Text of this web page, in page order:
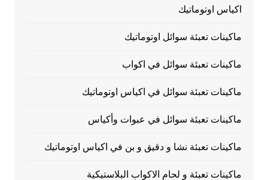
اكياس اوتوماتيك
ماكينات تعبئة سوائل اوتوماتيك
ماكينات تعبئة سوائل في اكواب
ماكينات تعبئة سوائل في اكياس اوتوماتيك
ماكينات تعبئة سوائل في عبوات وأكياس
ماكينات تعبئة نشا و دقيق و بن في اكياس اوتوماتيك
ماكينات تعبئة و لحام الاكواب البلاستيكية